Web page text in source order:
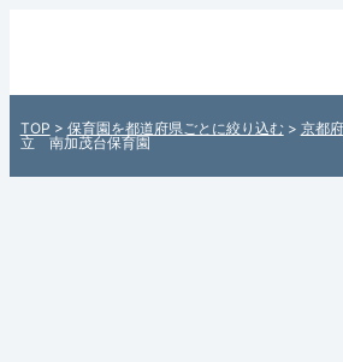
川市）の保育園情報 - 全国
住所付きでご紹介！日本全
サイト「町の保育園・保育
TOP > 保育園を都道府県ごとに絞り込む> 京都府
立 南加茂台保育園